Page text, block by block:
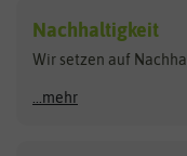
Heizmatte & Heizkabel
Kokos-Quelltabletten
Zimmergewächshaus
Carl Pabst
Florissa
Flortis
Nachhaltigkeit
Wir setzen auf
...mehr